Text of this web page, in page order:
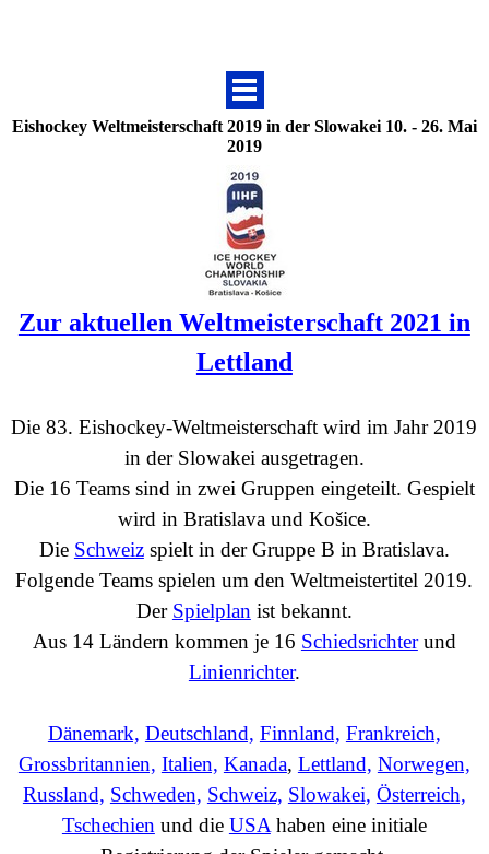
Eishockey Weltmeisterschaft 2019 in der Slowakei 10. - 26. Mai
2019
Zur aktuellen Weltmeisterschaft 2021 in
Lettland
Die 83. Eishockey-Weltmeisterschaft wird im Jahr 2019
in der Slowakei ausgetragen.
Die 16 Teams sind in zwei Gruppen eingeteilt. Gespielt
wird in Bratislava und Košice.
Die Schweizspielt in der Gruppe B in Bratislava.
Folgende Teams spielen um den Weltmeistertitel 2019.
Der Spielplan ist bekannt.
Aus 14 Ländern kommen je 16 Schiedsrichter und
Linienrichter.
Dänemark, Deutschland, Finnland, Frankreich,
Grossbritannien, Italien, Kanada, Lettland, Norwegen,
Russland, Schweden, Schweiz, Slowakei, Österreich,
Tschechien und die USA haben eine initiale